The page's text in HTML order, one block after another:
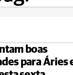
boas
para Áries
Castro
max 22°C